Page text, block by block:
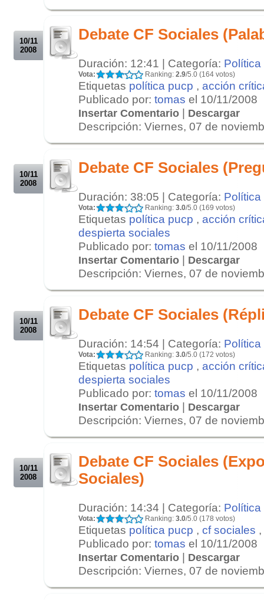
10/11
2008
Debate CF Sociales
Duración: 12:41 | Categoría: Política
Vota: Ranking: 2.9/5.0 (164 votos)
Etiquetas política pucp , acción
Publicado por: tomas el 10/11/2008
Insertar Comentario | Descargar
Descripción: Viernes, 07 de
10/11
2008
Debate CF Sociales
Duración: 38:05 | Categoría: Política
Vota: Ranking: 3.0/5.0 (169 votos)
Etiquetas política pucp , acción
despierta sociales
Publicado por: tomas el 10/11/2008
Insertar Comentario | Descargar
Descripción: Viernes, 07 de
10/11
2008
Debate CF Sociales
Duración: 14:54 | Categoría: Política
Vota: Ranking: 3.0/5.0 (172 votos)
Etiquetas política pucp , acción
despierta sociales
Publicado por: tomas el 10/11/2008
Insertar Comentario | Descargar
Descripción: Viernes, 07 de
10/11
2008
Debate CF Sociales
Sociales)
Duración: 14:34 | Categoría: Política
Vota: Ranking: 3.0/5.0 (178 votos)
Etiquetas política pucp , cf sociales ,
Publicado por: tomas el 10/11/2008
Insertar Comentario | Descargar
Descripción: Viernes, 07 de